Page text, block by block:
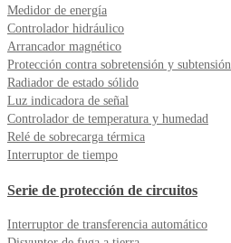
Medidor de energía
Controlador hidráulico
Arrancador magnético
Protección contra sobretensión y subtensión
Radiador de estado sólido
Luz indicadora de señal
Controlador de temperatura y humedad
Relé de sobrecarga térmica
Interruptor de tiempo
Serie de protección de circuitos
Interruptor de transferencia automático